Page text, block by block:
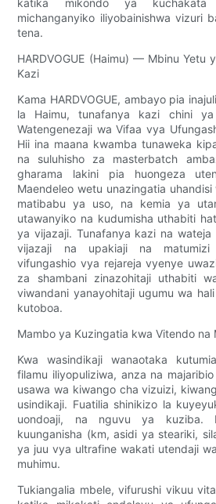
michanganyiko iliyobainishwa vizuri
tena.
HARDVOGUE (Haimu) — Mbinu Yetu
Kazi
Kama HARDVOGUE, ambayo pia
la Haimu, tunafanya kazi chini
Watengenezaji wa Vifaa vya
Hii ina maana kwamba tunaweka
na suluhisho za masterbatch
gharama lakini pia huongeza
Maendeleo wetu unazingatia
matibabu ya uso, na kemia ya
utawanyiko na kudumisha uthabiti
ya vijazaji. Tunafanya kazi na wateja
vijazaji na upakiaji na
vifungashio vya rejareja vyenye
za shambani zinazohitaji uthabiti
viwandani yanayohitaji ugumu wa
kutoboa.
Mambo ya Kuzingatia kwa Vitendo na
Kwa wasindikaji wanaotaka
filamu iliyopuliziwa, anza na
usawa wa kiwango cha vizuizi,
usindikaji. Fuatilia shinikizo la
uondoaji, na nguvu ya kuziba.
kuunganisha (km, asidi ya steariki,
ya juu vya ultrafine wakati utendaji
muhimu.
Tukiangalia mbele, vifurushi vikuu